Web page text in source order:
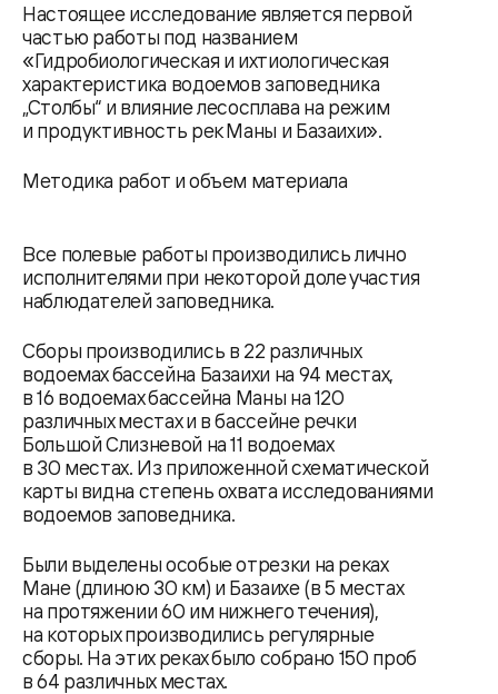
Настоящее исследование является первой
частью работы под названием
«Гидробиологическая и ихтиологическая
характеристика водоемов заповедника
„Столбы“ и влияние лесосплава на режим
и продуктивность рек Маны и Базаихи».
Методика работ и объем материала
Все полевые работы производились лично
исполнителями при некоторой доле участия
наблюдателей заповедника.
Сборы производились в 22 различных
водоемах бассейна Базаихи на 94 местах,
в 16 водоемах бассейна Маны на 120
различных местах и в бассейне речки
Большой Слизневой на 11 водоемах
в 30 местах. Из приложенной схематической
карты видна степень охвата исследованиями
водоемов заповедника.
Были выделены особые отрезки на реках
Мане (длиною 30 км) и Базаихе (в 5 местах
на протяжении 60 им нижнего течения),
на которых производились регулярные
сборы. На этих реках было собрано 150 проб
в 64 различных местах.